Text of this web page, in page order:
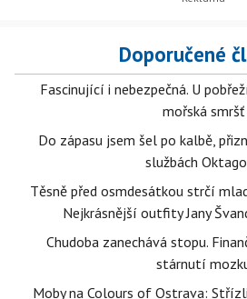
Doporučené
Fascinující i nebezpečná. U
mořská smršť
Do zápasu jsem šel po kalbě,
službách
Těsně před osmdesátkou strčí
Nejkrásnější outfity Jany
Chudoba zanechává stopu.
stárnutí
Moby na Colours of Ostrava: